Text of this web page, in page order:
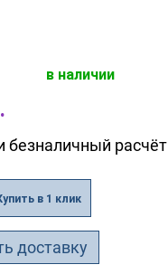
в наличии
безналичный расчёт
в 1 клик
доставку